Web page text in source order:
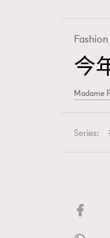
Fashion
今
Madame
Series: